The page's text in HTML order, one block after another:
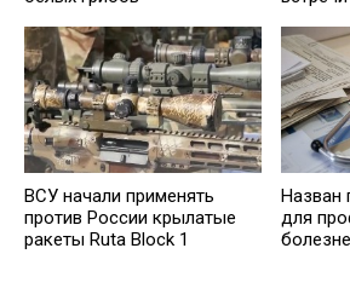
ВСУ начали применять
против России крылатые
ракеты Ruta Block 1
Назван
для